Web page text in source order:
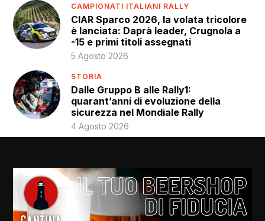
CAMPIONATI ITALIANI RALLY
CIAR Sparco 2026, la volata tricolore
è lanciata: Daprà leader, Crugnola a
-15 e primi titoli assegnati
5 Agosto 2026
STORIA
Dalle Gruppo B alle Rally1:
quarant’anni di evoluzione della
sicurezza nel Mondiale Rally
4 Agosto 2026